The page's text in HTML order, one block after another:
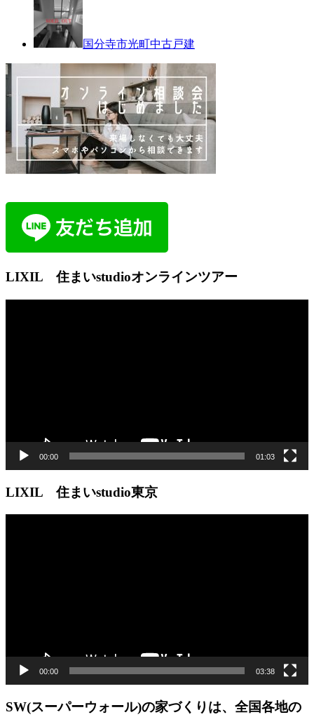
国分寺市光町中古戸建
LIXIL 住まいstudioオンラインツアー
00:00 01:03
LIXIL 住まいstudio東京
00:00 03:38
SW(スーパーウォール)の家づくりは、全国各地の